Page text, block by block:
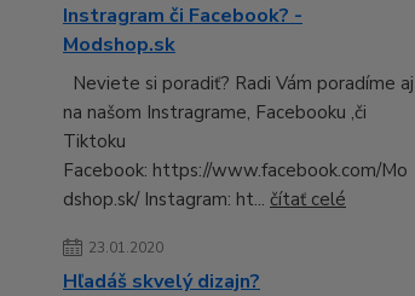
Instragram či Facebook? -
Modshop.sk
Neviete si poradiť? Radi Vám poradíme aj
na našom Instragrame, Facebooku ,či
Tiktoku
Facebook: https://www.facebook.com/Mo
dshop.sk/ Instagram: ht... čítať celé
23.01.2020
Hľadáš skvelý dizajn?